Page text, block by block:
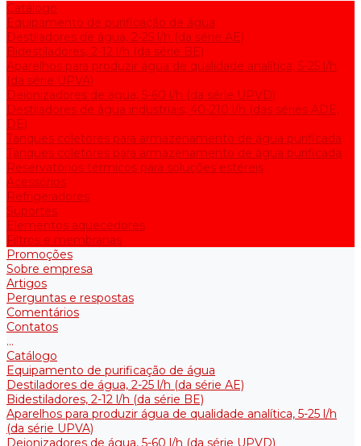
Catálogo
Equipamento de purificação de água
Destiladores de água, 2-25 l/h (da série АE)
Bidestiladores, 2-12 l/h (da série BE)
Aparelhos para produzir água de qualidade analítica, 5-25 l/h
(da série UPVA)
Deionizadores de água, 5-60 l/h (da série UPVD)
Destiladores de água industriais, 40-210 l/h (das séries ADE,
DE)
Tanques coletores para armazenamento de água purificada
Tanques coletores para armazenamento de água purificada
Reservatórios térmicos para soluções estéreis
Acessórios
Refrigeradores
Suportes
Elementos aquecedores
Filtros e membranas
Promoções
Sobre empresa
Artigos
Perguntas e respostas
Comentários
Contatos
...
Catálogo
Equipamento de purificação de água
Destiladores de água, 2-25 l/h (da série АE)
Bidestiladores, 2-12 l/h (da série BE)
Aparelhos para produzir água de qualidade analítica, 5-25 l/h
(da série UPVA)
Deionizadores de água, 5-60 l/h (da série UPVD)